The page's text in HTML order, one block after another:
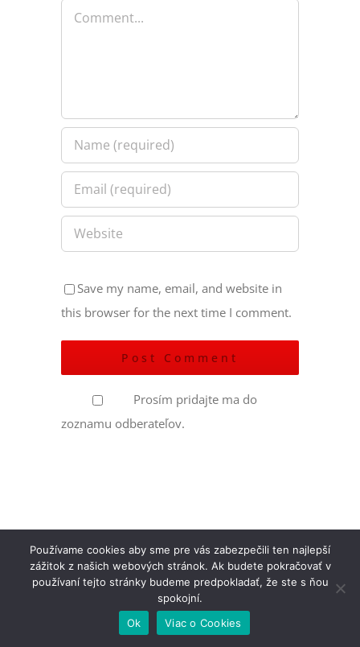
Comment
Save my name, email, and website in
this browser for the next time I comment.
Prosím pridajte ma do
zoznamu odberateľov.
Používame cookies aby sme pre vás zabezpečili ten najlepší
zážitok z našich webových stránok. Ak budete pokračovať v
používaní tejto stránky budeme predpokladať, že ste s ňou
spokojní.
Ok
Viac o Cookies